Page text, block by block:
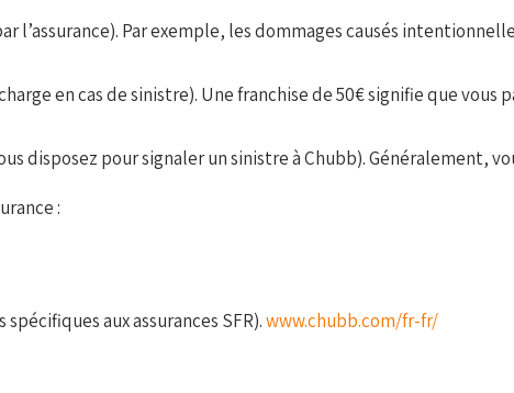
l’assurance). Par exemple, les dommages causés
en cas de sinistre). Une franchise de 50€ signifie que vous
disposez pour signaler un sinistre à Chubb). Généralement,
:
aux assurances SFR).www.chubb.com/fr-fr/